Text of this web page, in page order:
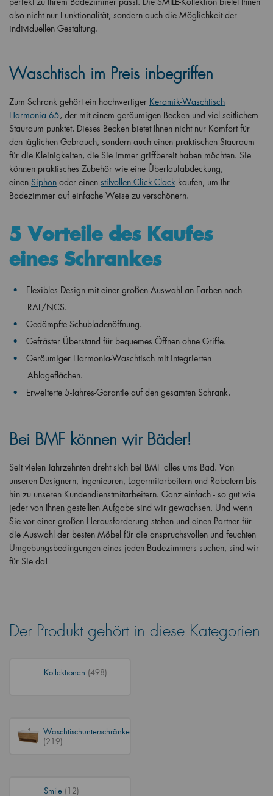
also nicht nur Funktionalität, sondern auch die Möglichkeit der
individuellen Gestaltung.
Waschtisch im Preis inbegriffen
Zum Schrank gehört ein hochwertiger Keramik-Waschtisch
Harmonia 65, der mit einem geräumigen Becken und viel seitlichem
Stauraum punktet. Dieses Becken bietet Ihnen nicht nur Komfort für
den täglichen Gebrauch, sondern auch einen praktischen Stauraum
für die Kleinigkeiten, die Sie immer griffbereit haben möchten. Sie
können praktisches Zubehör wie eine Überlaufabdeckung,
einen Siphon oder einen stilvollen Click-Clack kaufen, um Ihr
Badezimmer auf einfache Weise zu verschönern.
5 Vorteile des Kaufes
eines Schrankes
Flexibles Design mit einer großen Auswahl an Farben nach
RAL/NCS.
Gedämpfte Schubladenöffnung.
Gefräster Überstand für bequemes Öffnen ohne Griffe.
Geräumiger Harmonia-Waschtisch mit integrierten
Ablageflächen.
Erweiterte 5-Jahres-Garantie auf den gesamten Schrank.
Bei BMF können wir Bäder!
Seit vielen Jahrzehnten dreht sich bei BMF alles ums Bad. Von
unseren Designern, Ingenieuren, Lagermitarbeitern und Robotern bis
hin zu unseren Kundendienstmitarbeitern. Ganz einfach - so gut wie
jeder von Ihnen gestellten Aufgabe sind wir gewachsen. Und wenn
Sie vor einer großen Herausforderung stehen und einen Partner für
die Auswahl der besten Möbel für die anspruchsvollen und feuchten
Umgebungsbedingungen eines jeden Badezimmers suchen, sind wir
für Sie da!
Der Produkt gehört in diese Kategorien
Kollektionen (498)
Waschtischunterschränke
(219)
Smile (12)